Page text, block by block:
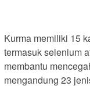
Kurma memiliki 15
termasuk selenium
membantu
mengandung 23